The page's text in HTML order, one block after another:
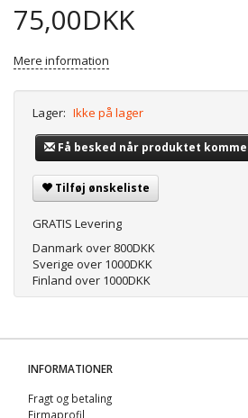
75,00DKK
Mere information
Lager: Ikke på lager
Få besked når produktet
Tilføj ønskeliste
GRATIS Levering
Danmark over 800DKK
Sverige over 1000DKK
Finland over 1000DKK
INFORMATIONER
Fragt og betaling
Firmaprofil